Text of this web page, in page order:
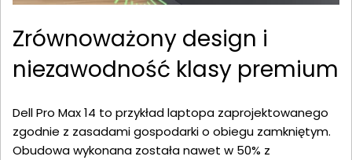
Zrównoważony design i
niezawodność klasy premium
Dell Pro Max 14 to przykład laptopa zaprojektowanego
zgodnie z zasadami gospodarki o obiegu zamkniętym.
Obudowa wykonana została nawet w 50% z